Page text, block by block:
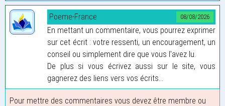
08/08/2026
Poeme-France
En mettant un commentaire, vous pourrez exprimer
sur cet écrit : votre ressenti, un encouragement, un
conseil ou simplement dire que vous l'avez lu.
De plus si vous écrivez aussi sur le site, vous
gagnerez des liens vers vos écrits...
Pour mettre des commentaires vous devez être membre ou